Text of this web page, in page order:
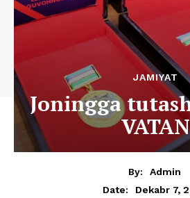
JAMIYAT
Joningga
VATAN
By:
Admin
Date:
Dekabr 7,